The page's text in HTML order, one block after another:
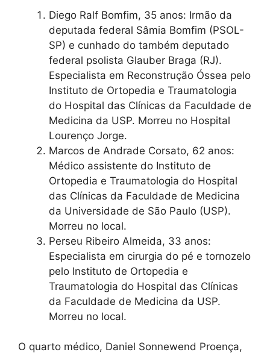
Diego Ralf Bomfim, 35 anos: Irmão da
deputada federal Sâmia Bomfim (PSOL-
SP) e cunhado do também deputado
federal psolista Glauber Braga (RJ).
Especialista em Reconstrução Óssea pelo
Instituto de Ortopedia e Traumatologia
do Hospital das Clínicas da Faculdade de
Medicina da USP. Morreu no Hospital
Lourenço Jorge.
Marcos de Andrade Corsato, 62 anos:
Médico assistente do Instituto de
Ortopedia e Traumatologia do Hospital
das Clínicas da Faculdade de Medicina
da Universidade de São Paulo (USP).
Morreu no local.
Perseu Ribeiro Almeida, 33 anos:
Especialista em cirurgia do pé e tornozelo
pelo Instituto de Ortopedia e
Traumatologia do Hospital das Clínicas
da Faculdade de Medicina da USP.
Morreu no local.
O quarto médico, Daniel Sonnewend Proença,